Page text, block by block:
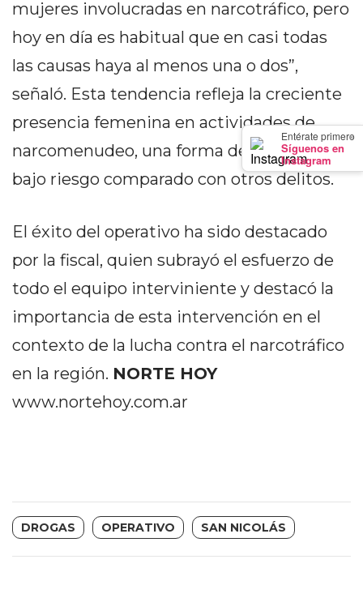
×
Entérate primero
Síguenos en
Instagram
PRECIOS
WHEY
PERGAMINO:
DÓNDE
MEJOR
DE
TIENDA
ONLINE
DEPORTIVOS
EN
CREATINA
Y
mujeres involucradas en narcotráfico, pero
hoy en día es habitual que en casi todas
las causas haya al menos una o dos”,
señaló. Esta tendencia refleja la creciente
presencia femenina en actividades de
narcomenudeo, una forma de ingreso de
bajo riesgo comparado con otros delitos.
El éxito del operativo ha sido destacado
por la fiscal, quien subrayó el esfuerzo de
todo el equipo interviniente y destacó la
importancia de esta intervención en el
contexto de la lucha contra el narcotráfico
en la región. NORTE HOY
www.nortehoy.com.ar
DROGAS OPERATIVO SAN NICOLÁS